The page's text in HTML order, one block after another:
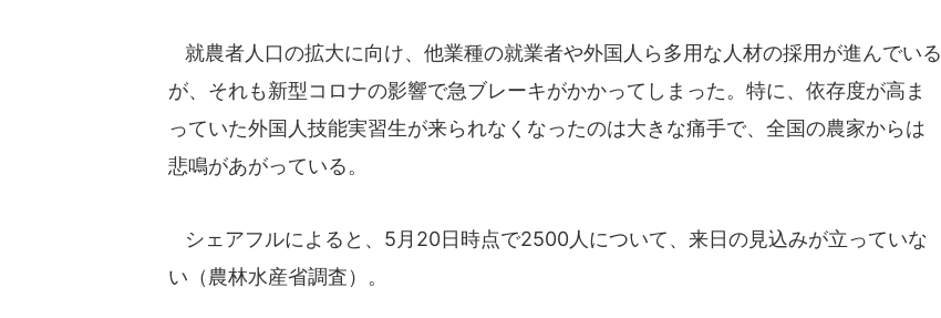
就農者人口の拡大に向け、他業種の就業者や外国人ら多用な人材の採用が進んでいる
が、それも新型コロナの影響で急ブレーキがかかってしまった。特に、依存度が高ま
っていた外国人技能実習生が来られなくなったのは大きな痛手で、全国の農家からは
悲鳴があがっている。
シェアフルによると、5月20日時点で2500人について、来日の見込みが立っていな
い（農林水産省調査）。